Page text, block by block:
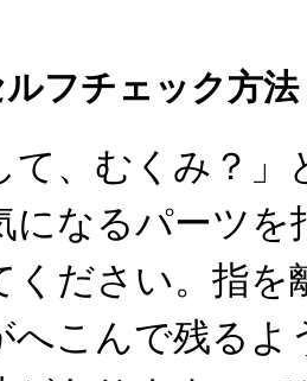
フチェック方法
て、むくみ？
になるパーツを
ください。指を
へこんで残る